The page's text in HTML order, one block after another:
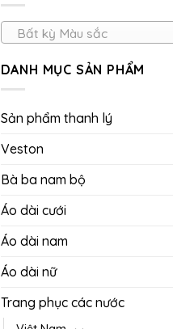
Bất kỳ Màu sắc
DANH MỤC SẢN PHẨM
Sản phẩm thanh lý
Veston
Bà ba nam bộ
Áo dài cưới
Áo dài nam
Áo dài nữ
Trang phục các nước